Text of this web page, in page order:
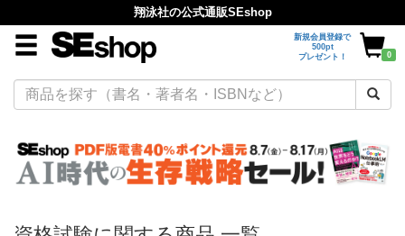
翔泳社の公式通販SEshop
新規会員登録で
500pt
プレゼント！
0